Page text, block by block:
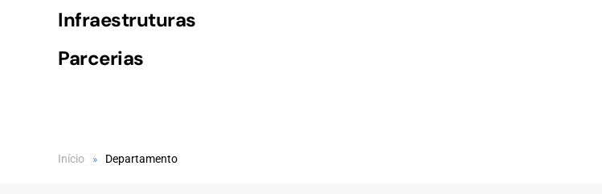
Infraestruturas
Parcerias
Início Departamento